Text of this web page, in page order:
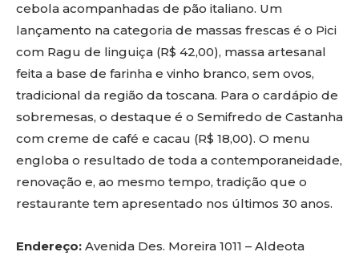
cebola acompanhadas de pão italiano. Um
lançamento na categoria de massas frescas é o Pici
com Ragu de linguiça (R$ 42,00), massa artesanal
feita a base de farinha e vinho branco, sem ovos,
tradicional da região da toscana. Para o cardápio de
sobremesas, o destaque é o Semifredo de Castanha
com creme de café e cacau (R$ 18,00). O menu
engloba o resultado de toda a contemporaneidade,
renovação e, ao mesmo tempo, tradição que o
restaurante tem apresentado nos últimos 30 anos.
Endereço: Avenida Des. Moreira 1011 – Aldeota